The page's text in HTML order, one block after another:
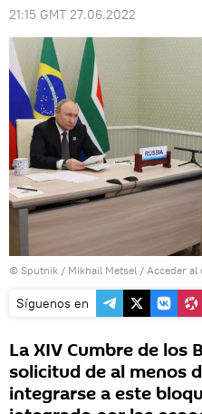
21:15 GMT 27.06.2022
© Sputnik / Mikhail Metsel / Acceder
Síguenos en
La XIV Cumbre de los
solicitud de al menos
integrarse a este